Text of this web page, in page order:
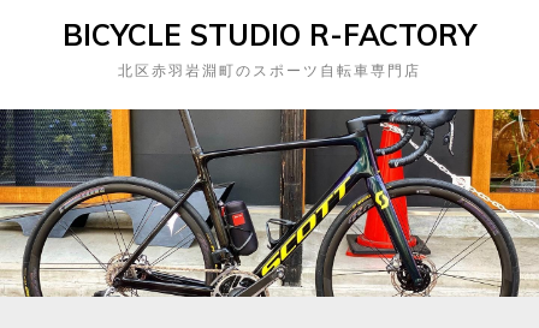
BICYCLE STUDIO R-FACTORY
北区赤羽岩淵町のスポーツ自転車専門店